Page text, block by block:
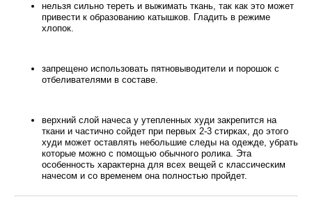
нельзя сильно тереть и выжимать ткань, так как это может
привести к образованию катышков. Гладить в режиме
хлопок.
запрещено использовать пятновыводители и порошок с
отбеливателями в составе.
верхний слой начеса у утепленных худи закрепится на
ткани и частично сойдет при первых 2-3 стирках, до этого
худи может оставлять небольшие следы на одежде, убрать
которые можно с помощью обычного ролика. Эта
особенность характерна для всех вещей с классическим
начесом и со временем она полностью пройдет.